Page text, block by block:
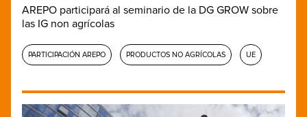
AREPO participará al seminario de la DG GROW sobre
las IG non agrícolas
PARTICIPACIÓN AREPO PRODUCTOS NO AGRÍCOLAS UE